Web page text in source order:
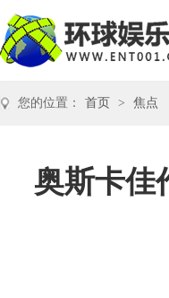
您的位置： 首页 > 焦点
奥斯卡佳